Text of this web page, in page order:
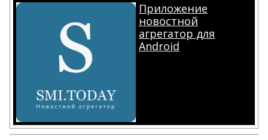
Приложение
новостной
агрегатор для
Android
.